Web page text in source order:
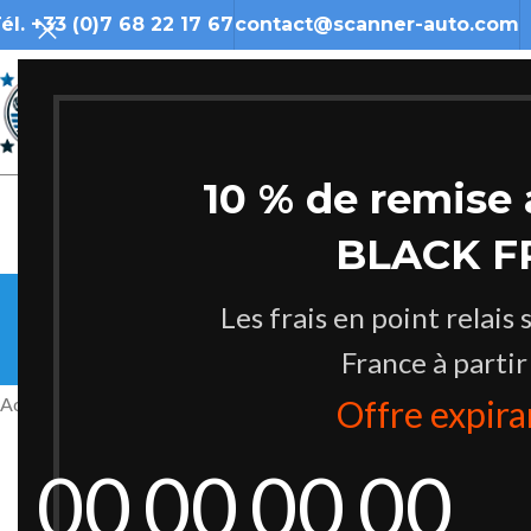
10 % de
BLACK
Les frais en point relais
France à
Offre
00000000
+33 (0)7 68 22 17 67contact@scanner-auto.com
ACCESSOIRESBOOSTER ET
Accueil